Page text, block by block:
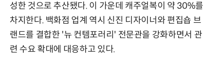
성한 것으로 추산됐다. 이 가운데 캐주얼복이 약 30%를
차지한다. 백화점 업계 역시 신진 디자이너와 편집숍 브
랜드를 결합한 '뉴 컨템포러리' 전문관을 강화하면서 관
련 수요 확대에 대응하고 있다.